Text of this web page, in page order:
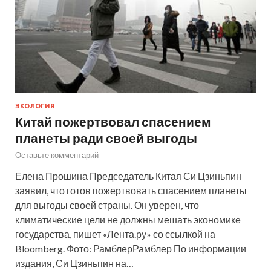
ЭКОЛОГИЯ
Китай пожертвовал спасением
планеты ради своей выгоды
Оставьте комментарий
Елена Прошина Председатель Китая Си Цзиньпин
заявил, что готов пожертвовать спасением планеты
для выгоды своей страны. Он уверен, что
климатические цели не должны мешать экономике
государства, пишет «Лента.ру» со ссылкой на
Bloomberg. Фото: РамблерРамблер По информации
издания, Си Цзиньпин на…